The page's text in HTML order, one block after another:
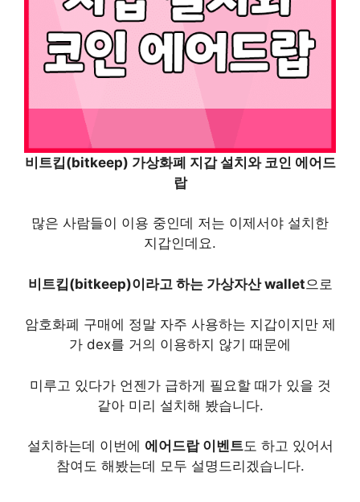
비트킵(bitkeep) 가상화폐 지갑 설치와 코인 에어드
랍
많은 사람들이 이용 중인데 저는 이제서야 설치한
지갑인데요.
비트킵(bitkeep)이라고 하는 가상자산 wallet으로
암호화폐 구매에 정말 자주 사용하는 지갑이지만 제
가 dex를 거의 이용하지 않기 때문에
미루고 있다가 언젠가 급하게 필요할 때가 있을 것
같아 미리 설치해 봤습니다.
설치하는데 이번에 에어드랍 이벤트도 하고 있어서
참여도 해봤는데 모두 설명드리겠습니다.